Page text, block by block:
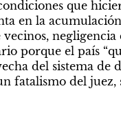
que
en la
negligencia
porque el país
del sistema de
fatalismo del